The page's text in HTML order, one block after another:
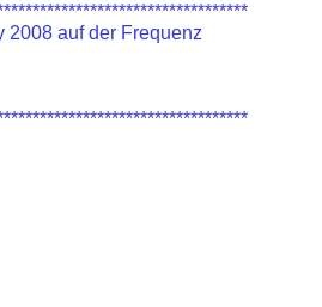
2008 auf der Frequenz